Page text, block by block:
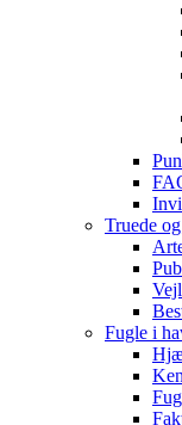
Truede
Fugle i